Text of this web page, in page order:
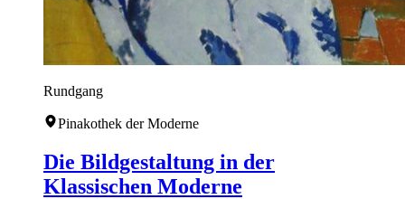
Rundgang
Pinakothek der Moderne
Die Bildgestaltung in der
Klassischen Moderne